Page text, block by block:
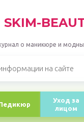
SKIM-
о маникюре и
Уход за
лицом